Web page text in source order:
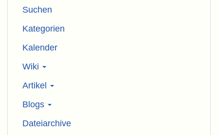
Suchen
Kategorien
Kalender
Wiki
Artikel
Blogs
Dateiarchive